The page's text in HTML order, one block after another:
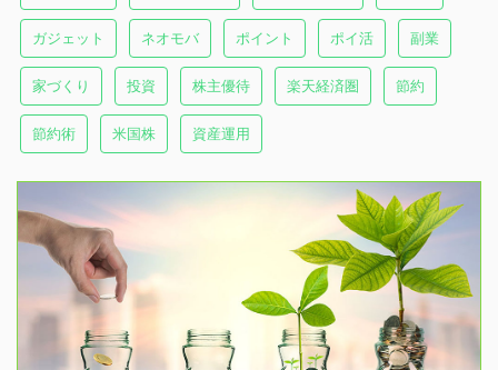
ガジェット ネオモバ ポイント ポイ活 副業
家づくり 投資 株主優待 楽天経済圏 節約
節約術 米国株 資産運用